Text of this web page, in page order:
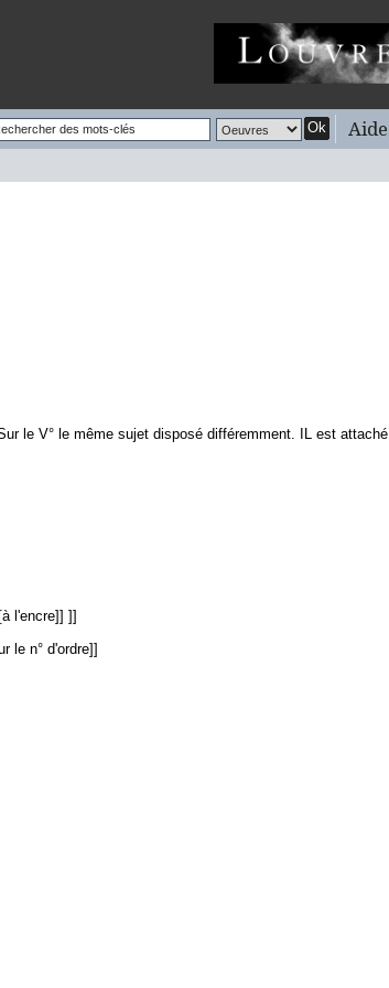
Ok Aide
le V° le même sujet disposé différemment. IL est attaché
l'encre]] ]]
le n° d'ordre]]